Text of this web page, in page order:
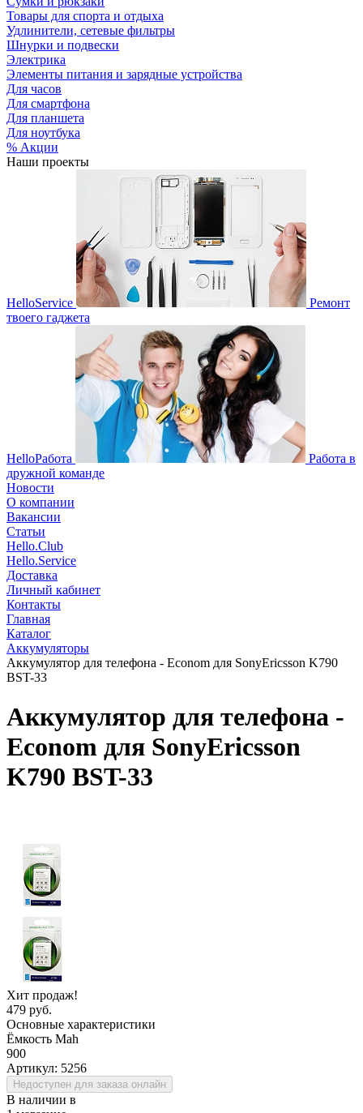
Товары для спорта и отдыха
Удлинители, сетевые фильтры
Шнурки и подвески
Электрика
Элементы питания и зарядные устройства
Для часов
Для смартфона
Для планшета
Для ноутбука
% Акции
Наши проекты
HelloService
Ремонт
твоего гаджета
HelloРабота
Работа в
дружной команде
Новости
О компании
Вакансии
Статьи
Hello.Club
Hello.Service
Доставка
Личный кабинет
Контакты
Главная
Каталог
Аккумуляторы
Аккумулятор для телефона - Econom для SonyEricsson K790
BST-33
Аккумулятор для телефона -
Econom для SonyEricsson
K790 BST-33
Хит продаж!
479 руб.
Основные характеристики
Ёмкость Mah
900
Артикул: 5256
Недоступен для заказа онлайн
В наличии в